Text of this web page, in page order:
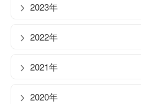
2023年
2022年
2021年
2020年